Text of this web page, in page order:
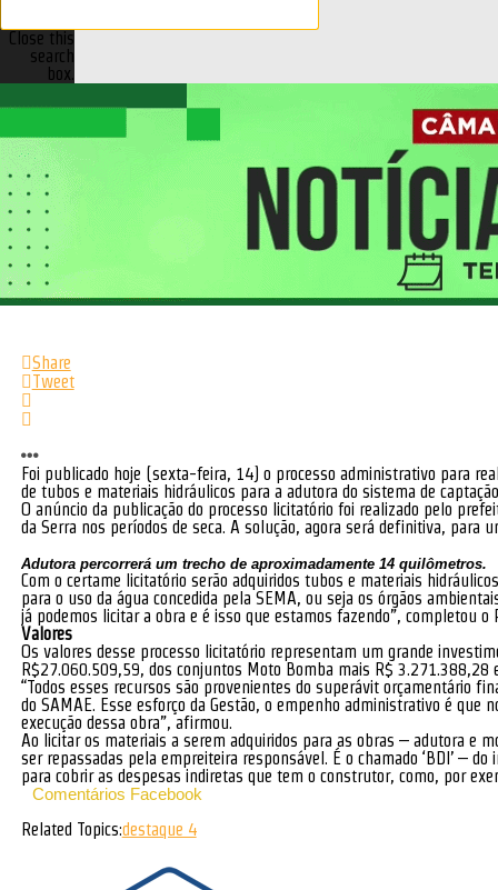
Close this
search
box.
Next
Água do Sepotuba: Pregão
presencial definirá aquisição para
tubos e materiais hidráulicos
Publicado em
por
Sergio Roberto
Share
Tweet
Foi publicado hoje (sexta-feira, 14) o processo administrativo para
de tubos e materiais hidráulicos para a adutora do sistema de
O anúncio da publicação do processo licitatório foi realizado pelo
da Serra nos períodos de seca. A solução, agora será definitiva, para
Adutora percorrerá um trecho de aproximadamente 14 quilômetros.
Com o certame licitatório serão adquiridos tubos e materiais
para o uso da água concedida pela SEMA, ou seja os órgãos
já podemos licitar a obra e é isso que estamos fazendo”, completou o
Valores
Os valores desse processo licitatório representam um grande
R$27.060.509,59, dos conjuntos Moto Bomba mais R$ 3.271.388,28
“Todos esses recursos são provenientes do superávit orçamentário
do SAMAE. Esse esforço da Gestão, o empenho administrativo é
execução dessa obra”, afirmou.
Ao licitar os materiais a serem adquiridos para as obras – adutora e
ser repassadas pela empreiteira responsável. É o chamado ‘BDI’ –
para cobrir as despesas indiretas que tem o construtor, como, por
Comentários Facebook
Related Topics:destaque 4